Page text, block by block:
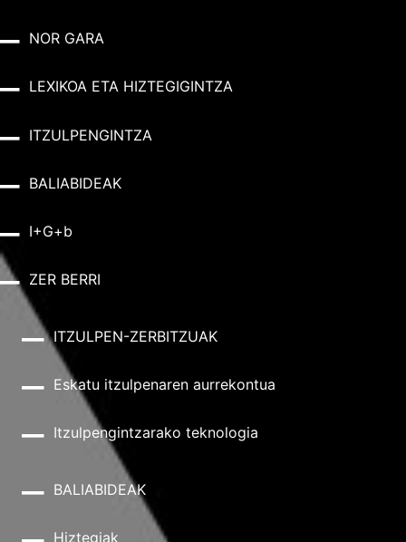
NOR GARA
LEXIKOA ETA HIZTEGIGINTZA
ITZULPENGINTZA
BALIABIDEAK
I+G+b
ZER BERRI
ITZULPEN-ZERBITZUAK
Eskatu itzulpenaren aurrekontua
Itzulpengintzarako teknologia
BALIABIDEAK
Hiztegiak